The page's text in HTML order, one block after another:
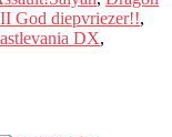
God diepvriezer!!,
DX,